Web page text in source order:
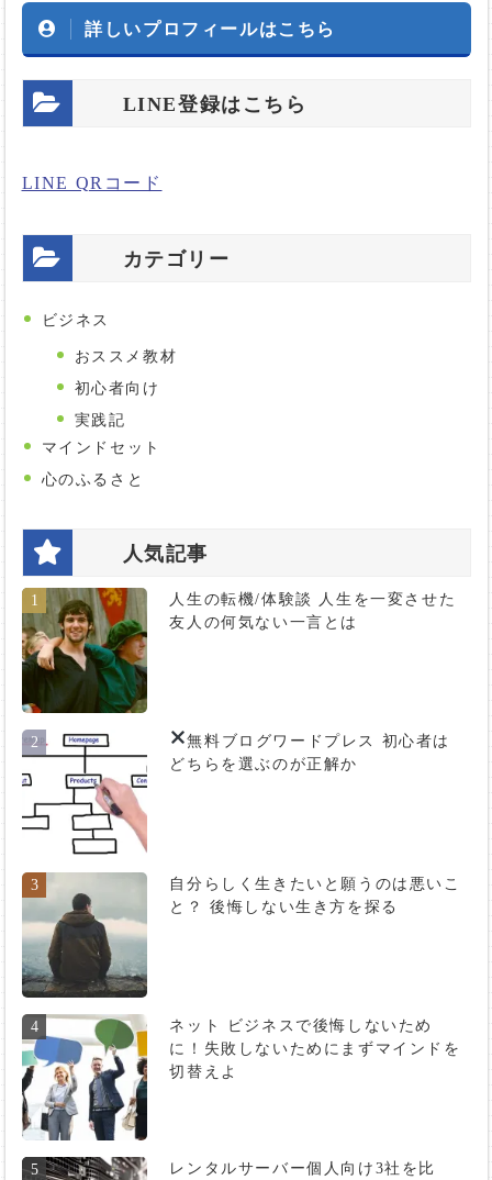
詳しいプロフィールはこちら
LINE登録はこちら
LINE QRコード
カテゴリー
ビジネス
おススメ教材
初心者向け
実践記
マインドセット
心のふるさと
人気記事
1
人生の転機/体験談 人生を一変させた
友人の何気ない一言とは
2 無料ブログ ワードプレス 初心者は
どちらを選ぶのが正解か
3
自分らしく生きたいと願うのは悪いこ
と？ 後悔しない生き方を探る
4
ネット ビジネスで後悔しないため
に！失敗しないためにまずマインドを
切替えよ
5 レンタルサーバー個人向け3社を比